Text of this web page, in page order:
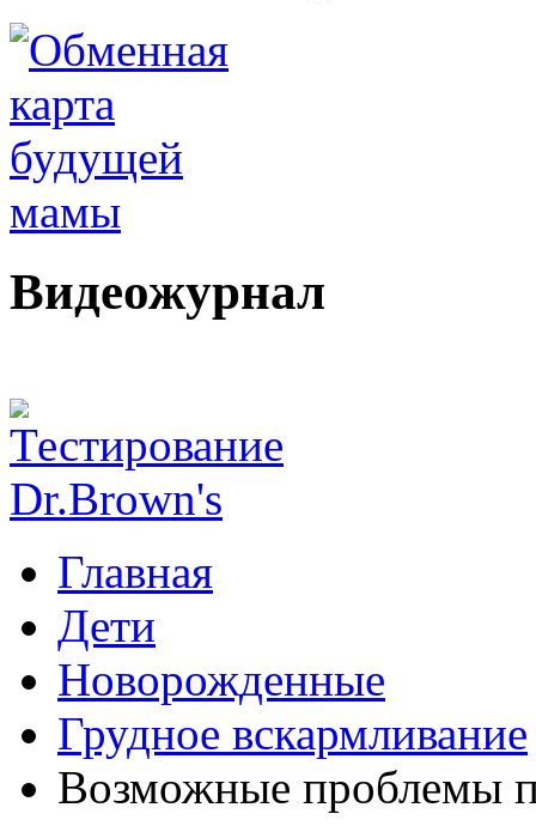
Видеожурнал
Главная
Дети
Новорожденные
Грудное вскармливание
Возможные проблемы